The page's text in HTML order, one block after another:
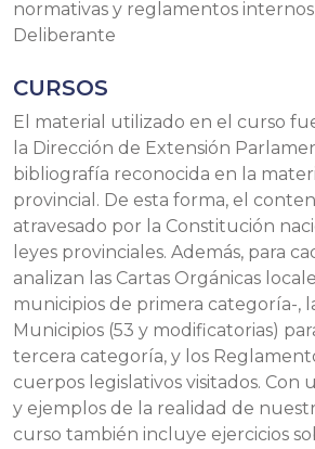
normativas y reglamentos
Deliberante
CURSOS
El material utilizado en el curso
la Dirección de Extensión
bibliografía reconocida en la
provincial. De esta forma, el
atravesado por la Constitución
leyes provinciales. Además, para
analizan las Cartas Orgánicas
municipios de primera categoría-,
Municipios (53 y modificatorias)
tercera categoría, y los
cuerpos legislativos visitados. Con
y ejemplos de la realidad de
curso también incluye ejercicios